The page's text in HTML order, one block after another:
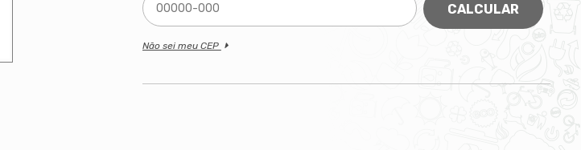
CALCULAR
Não sei meu CEP